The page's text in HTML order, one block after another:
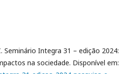
Seminário Integra 31 – edição 2024:
na sociedade. Disponível em: